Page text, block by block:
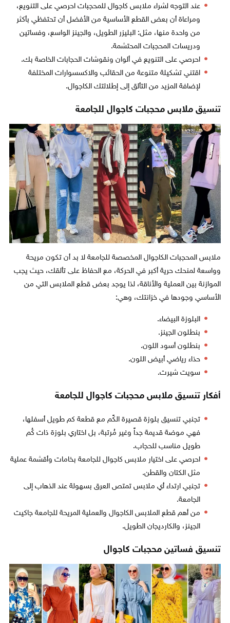
عند التوجه لشراء ملابس كاجوال للمحجبات احرصي على التنويع،
ومراعاة أن بعض القطع الأساسية من الأفضل أن تحتفظي بأكثر
من واحدة منها، مثل: البليزر الطويل، والجينز الواسع، وفساتين
ودريسات المحجبات المحتشمة.
احرصي على التنويع في ألوان ونقوشات الحجابات الخاصة بك.
اقتني تشكيلة متنوعة من الحقائب والاكسسوارات المختلفة
لإضافة المزيد من التألق إلى إطلالتك الكاجوال.
تنسيق ملابس محجبات كاجوال للجامعة
ملابس المحجبات الكاجوال المخصصة للجامعة لا بد أن تكون مريحة
وواسعة لمنحك حرية أكبر في الحركة، مع الحفاظ على تألقك، حيث يجب
الموازنة بين العملية والأناقة، لذا يوجد بعض قطع الملابس التي من
الأساسي وجودها في خزانتك، وهي:
البلوزة البيضاء.
بنطلون الجينز.
بنطلون أسود اللون.
حذاء رياضي أبيض اللون.
سويت شيرت.
أفكار تنسيق ملابس محجبات كاجوال للجامعة
تجنبي تنسيق بلوزة قصيرة الكًم مع قطعة كم طويل أسفلها،
فهي موضة قديمة جداً وغير مُرتبة، بل اختاري بلوزة ذات كُم
طويل مناسب للحجاب.
احرصي على اختيار ملابس كاجوال للجامعة بخامات وأقشمة عملية
مثل الكتان والقطن.
تجنبي ارتداء أي ملابس تمتص العرق بسهولة عند الذهاب إلى
الجامعة.
من أهم قطع الملابس الكاجوال والعملية المريحة للجامعة جاكيت
الجينز، والكارديجان الطويل.
تنسيق فساتين محجبات كاجوال